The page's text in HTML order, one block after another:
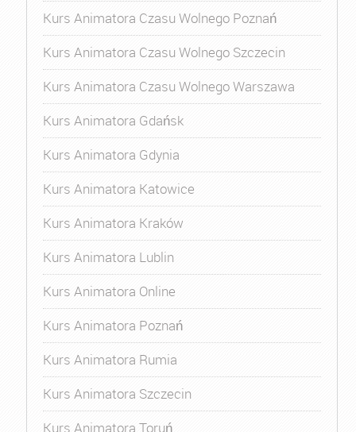
Kurs Animatora Czasu Wolnego Poznań
Kurs Animatora Czasu Wolnego Szczecin
Kurs Animatora Czasu Wolnego Warszawa
Kurs Animatora Gdańsk
Kurs Animatora Gdynia
Kurs Animatora Katowice
Kurs Animatora Kraków
Kurs Animatora Lublin
Kurs Animatora Online
Kurs Animatora Poznań
Kurs Animatora Rumia
Kurs Animatora Szczecin
Kurs Animatora Toruń